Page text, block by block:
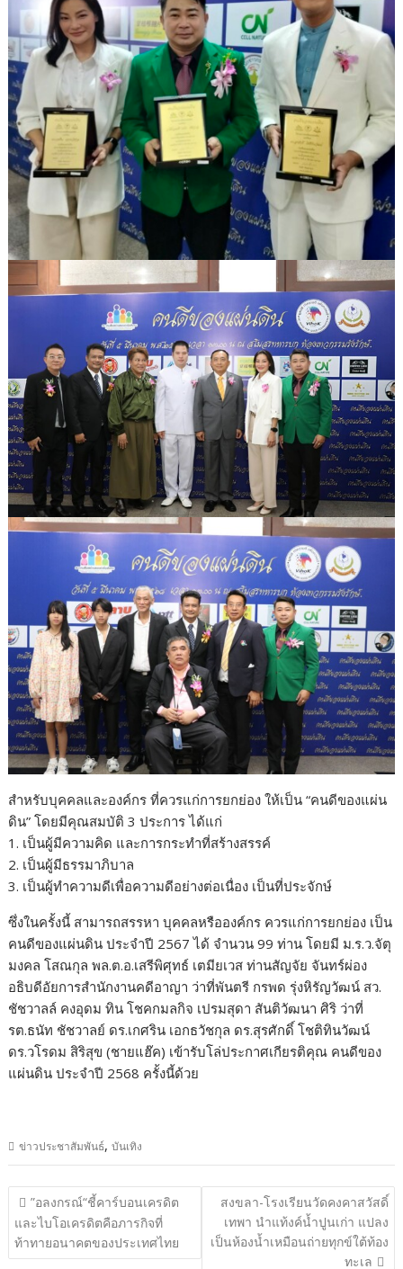
สำหรับบุคคลและองค์กร ที่ควรแก่การยกย่อง ให้เป็น “คนดีของแผ่น
ดิน” โดยมีคุณสมบัติ 3 ประการ ได้แก่
1. เป็นผู้มีความคิด และการกระทำที่สร้างสรรค์
2. เป็นผู้มีธรรมาภิบาล
3. เป็นผู้ทำความดีเพื่อความดีอย่างต่อเนื่อง เป็นที่ประจักษ์
ซึ่งในครั้งนี้ สามารถสรรหา บุคคลหรือองค์กร ควรแก่การยกย่อง เป็น
คนดีของแผ่นดิน ประจำปี 2567 ได้ จำนวน 99 ท่าน โดยมี ม.ร.ว.จัตุ
มงคล โสณกุล พล.ต.อ.เสรีพิศุทธ์ เตมียเวส ท่านสัญจัย จันทร์ผ่อง
อธิบดีอัยการสำนักงานคดีอาญา ว่าที่พันตรี กรพด รุ่งหิรัญวัฒน์ สว.
ชัชวาลล์ คงอุดม ทิน โชคกมลกิจ เปรมสุดา สันติวัฒนา ศิริ ว่าที่
รต.ธนัท ชัชวาลย์ ดร.เกศริน เอกธวัชกุล ดร.สุรศักดิ์ โชติทินวัฒน์
ดร.วโรดม สิริสุข (ชายแฮ๊ค) เข้ารับโล่ประกาศเกียรติคุณ คนดีของ
แผ่นดิน ประจำปี 2568 ครั้งนี้ด้วย
ข่าวประชาสัมพันธ์,บันเทิง
แนะแนว
เรื่อง
”อลงกรณ์“ชี้คาร์บอนเครดิต
และไบโอเครดิตคือภารกิจที่
ท้าทายอนาคตของประเทศไทย
สงขลา-โรงเรียนวัดคงคาสวัสดิ์
เทพา นำแท้งค์น้ำปูนเก่า แปลง
เป็นห้องน้ำเหมือนถ่ายทุกข์ใต้ท้อง
ทะเล